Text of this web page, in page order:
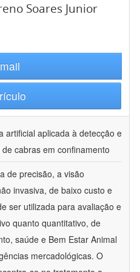
Soares Junior
artificial aplicada à detecção e
cabras em confinamento
de precisão, a visão
invasiva, de baixo custo e
ser utilizada para avaliação e
quanto quantitativo, de
saúde e Bem Estar Animal
mercadológicas. O